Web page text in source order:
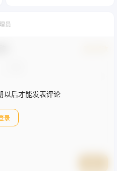
员
以后才能发表评论
录